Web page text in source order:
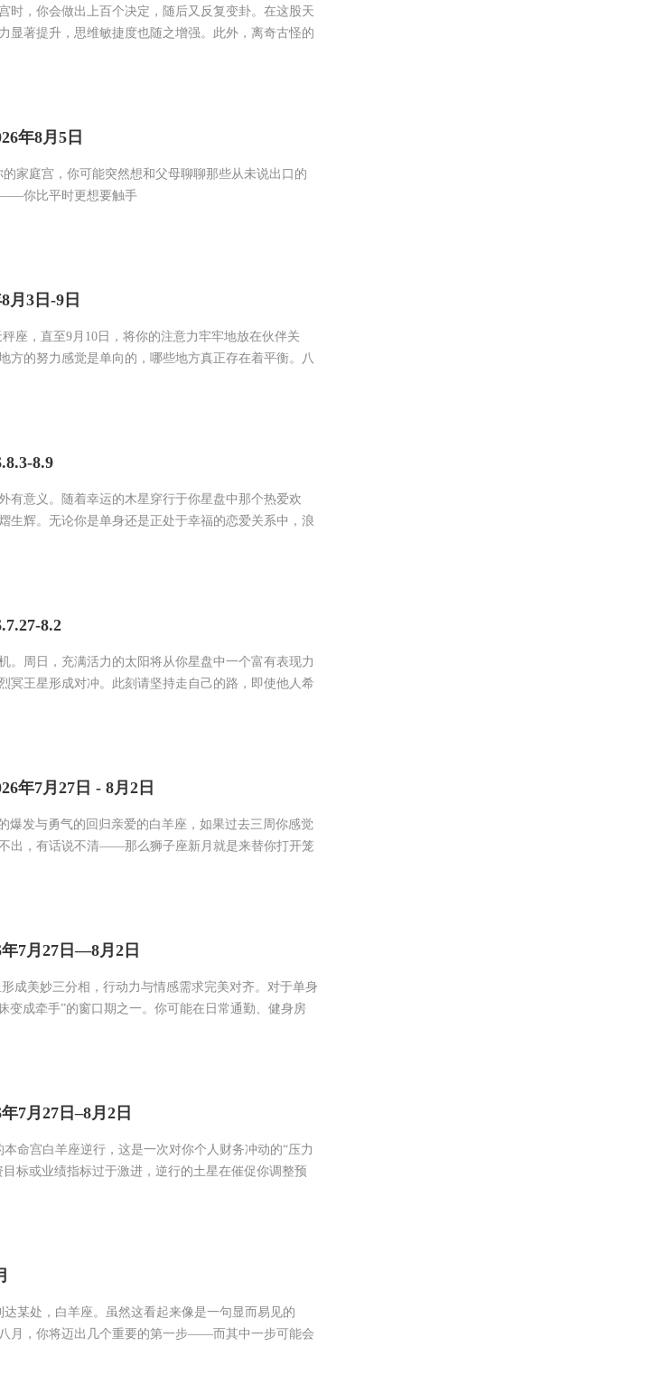
时，你会做出上百个决定，随后又反复变卦。在这股天
显著提升，思维敏捷度也随之增强。此外，离奇古怪的
年8月5日
家庭宫，你可能突然想和父母聊聊那些从未说出口的
——你比平时更想要触手
月3日-9日
座，直至9月10日，将你的注意力牢牢地放在伙伴关
方的努力感觉是单向的，哪些地方真正存在着平衡。八
8.9
有意义。随着幸运的木星穿行于你星盘中那个热爱欢
生辉。无论你是单身还是正处于幸福的恋爱关系中，浪
8.2
。周日，充满活力的太阳将从你星盘中一个富有表现力
冥王星形成对冲。此刻请坚持走自己的路，即使他人希
年7月27日 - 8月2日
爆发与勇气的回归亲爱的白羊座，如果过去三周你感觉
出，有话说不清——那么狮子座新月就是来替你打开笼
7月27日—8月2日
成美妙三分相，行动力与情感需求完美对齐。对于单身
变成牵手”的窗口期之一。你可能在日常通勤、健身房
7月27日–8月2日
命宫白羊座逆行，这是一次对你个人财务冲动的“压力
标或业绩指标过于激进，逆行的土星在催促你调整预
某处，白羊座。虽然这看起来像是一句显而易见的
月，你将迈出几个重要的第一步——而其中一步可能会